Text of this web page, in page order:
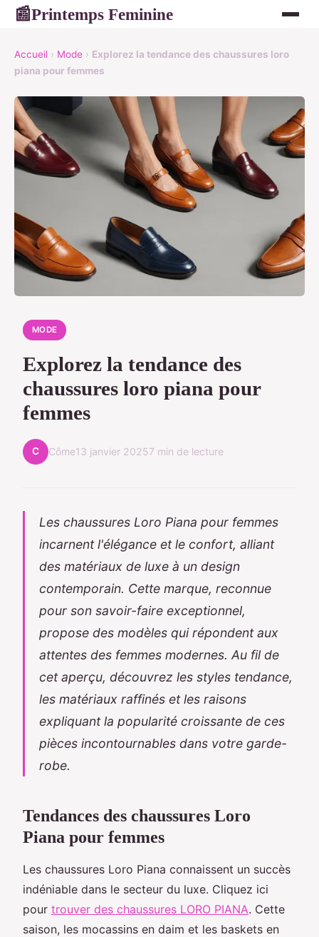
📰Printemps Feminine
Accueil › Mode › Explorez la tendance des chaussures loro
piana pour femmes
MODE
Explorez la tendance des
chaussures loro piana pour
femmes
C Côme13 janvier 20257 min de lecture
Les chaussures Loro Piana pour femmes
incarnent l'élégance et le confort, alliant
des matériaux de luxe à un design
contemporain. Cette marque, reconnue
pour son savoir-faire exceptionnel,
propose des modèles qui répondent aux
attentes des femmes modernes. Au fil de
cet aperçu, découvrez les styles tendance,
les matériaux raffinés et les raisons
expliquant la popularité croissante de ces
pièces incontournables dans votre garde-
robe.
Tendances des chaussures Loro
Piana pour femmes
Les chaussures Loro Piana connaissent un succès
indéniable dans le secteur du luxe. Cliquez ici
pour trouver des chaussures LORO PIANA. Cette
saison, les mocassins en daim et les baskets en